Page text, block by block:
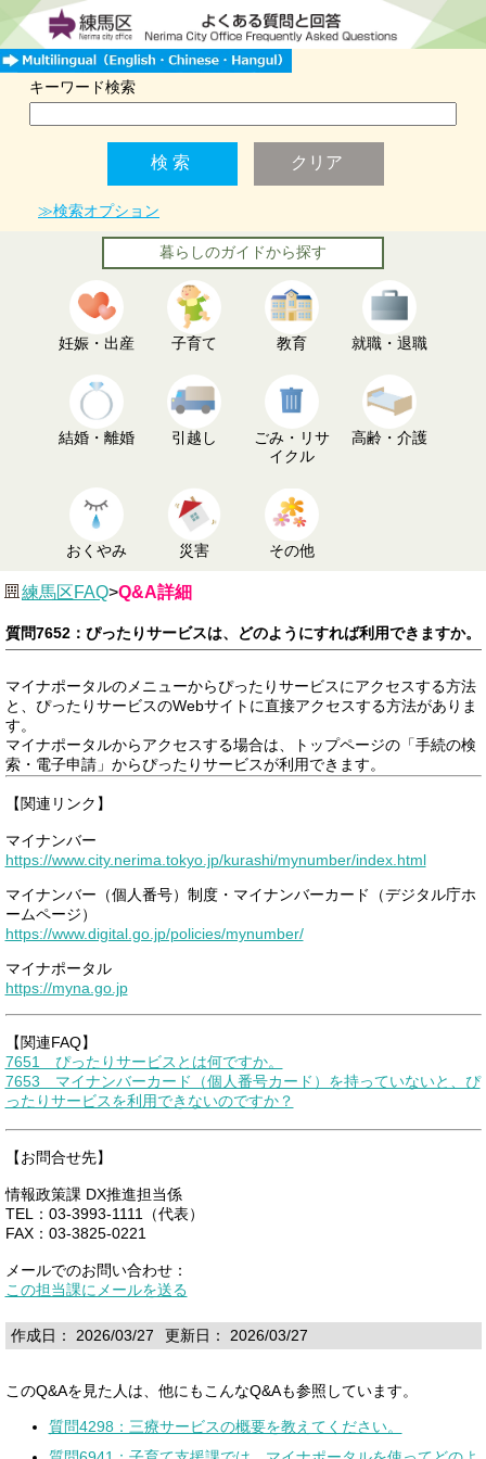
キーワード検索
≫検索オプション
暮らしのガイドから探す
妊娠・出産 子育て 教育 就職・退職
結婚・離婚 引越し
ごみ・リサ
イクル
高齢・介護
おくやみ 災害 その他
練馬区FAQ>Q&A詳細
質問7652：ぴったりサービスは、どのようにすれば利用できますか。
マイナポータルのメニューからぴったりサービスにアクセスする方法
と、ぴったりサービスのWebサイトに直接アクセスする方法がありま
す。
マイナポータルからアクセスする場合は、トップページの「手続の検
索・電子申請」からぴったりサービスが利用できます。
【関連リンク】
マイナンバー
https://www.city.nerima.tokyo.jp/kurashi/mynumber/index.html
マイナンバー（個人番号）制度・マイナンバーカード（デジタル庁ホ
ームページ）
https://www.digital.go.jp/policies/mynumber/
マイナポータル
https://myna.go.jp
【関連FAQ】
7651 ぴったりサービスとは何ですか。
7653 マイナンバーカード（個人番号カード）を持っていないと、ぴ
ったりサービスを利用できないのですか？
【お問合せ先】
情報政策課 DX推進担当係
TEL：03-3993-1111（代表）
FAX：03-3825-0221
メールでのお問い合わせ：
この担当課にメールを送る
作成日： 2026/03/27 更新日： 2026/03/27
このQ&Aを見た人は、他にもこんなQ&Aも参照しています。
質問4298：三療サービスの概要を教えてください。